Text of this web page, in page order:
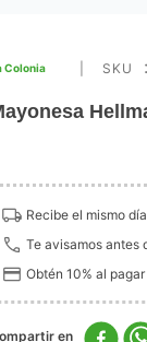
Colonia :
Recibe el mismo día
Te avisamos antes
Obtén 10% al